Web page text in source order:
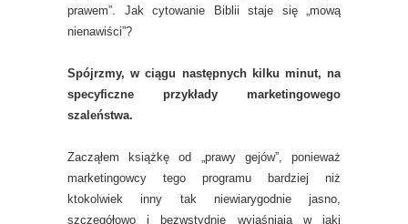
prawem”. Jak cytowanie Biblii staje się „mową
nienawiści”?
Spójrzmy, w ciągu następnych kilku minut, na
specyficzne przykłady marketingowego
szaleństwa.
Zacząłem książkę od „prawy gejów”, ponieważ
marketingowcy tego programu bardziej niż
ktokolwiek inny tak niewiarygodnie jasno,
szczegółowo i bezwstydnie wyjaśniają w jaki